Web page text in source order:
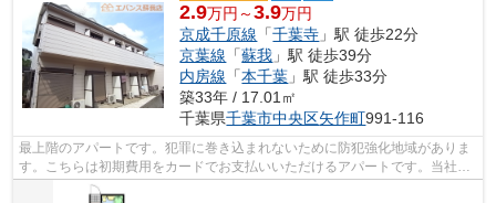
2.9万円～3.9万円
京成千原線 「千葉寺 」駅 徒歩22分
京葉線 「蘇我 」駅 徒歩39分
内房線 「本千葉 」駅 徒歩33分
築33年 / 17.01㎡
千葉県千葉市中央区矢作町991-116
最上階のアパートです。犯罪に巻き込まれないために防犯強化地域がありま
す。こちらは初期費用をカードでお支払いいただけるアパートです。当社イ
チオシの物件の「ラ・プリマヴェーラ...